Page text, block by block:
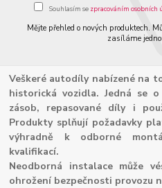
Souhlasím se zpracováním osobních
Mějte přehled o nových produktech.
zasíláme
Veškeré autodíly nabízené na
historická vozidla. Jedná se
zásob, repasované díly i
Produkty splňují požadavky
výhradně k odborné
kvalifikací.
Neodborná instalace může
ohrožení bezpečnosti provozu